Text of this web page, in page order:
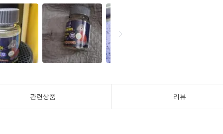
관련상품 리뷰